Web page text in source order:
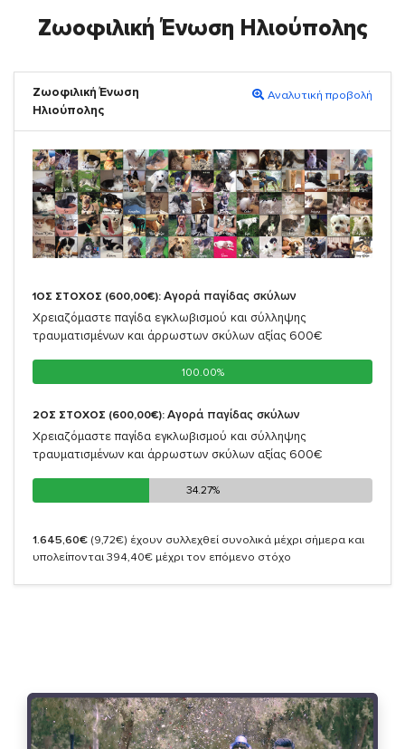
Ζωοφιλική Ένωση Ηλιούπολης
Ζωοφιλική Ένωση
Ηλιούπολης
Αναλυτική προβολή
1ΟΣ ΣΤΟΧΟΣ (600,00€): Αγορά παγίδας σκύλων
Χρειαζόμαστε παγίδα εγκλωβισμού και σύλληψης
τραυματισμένων και άρρωστων σκύλων αξίας 600€
100.00%
100.00%
2ΟΣ ΣΤΟΧΟΣ (600,00€): Αγορά παγίδας σκύλων
Χρειαζόμαστε παγίδα εγκλωβισμού και σύλληψης
τραυματισμένων και άρρωστων σκύλων αξίας 600€
34.27%
34.27%
1.645,60€ (9,72€) έχουν συλλεχθεί συνολικά μέχρι σήμερα και
υπολείπονται 394,40€ μέχρι τον επόμενο στόχο